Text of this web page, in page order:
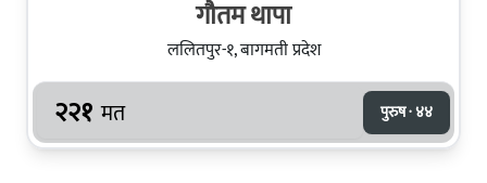
गौतम थापा
ललितपुर-१, बागमती प्रदेश
२२१ मत पुरुष · ४४